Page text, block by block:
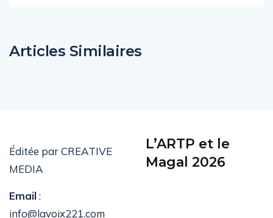
Articles Similaires
Éditée par CREATIVE
MEDIA
Email:
info@lavoix221.com
L’ARTP et le
Magal 2026